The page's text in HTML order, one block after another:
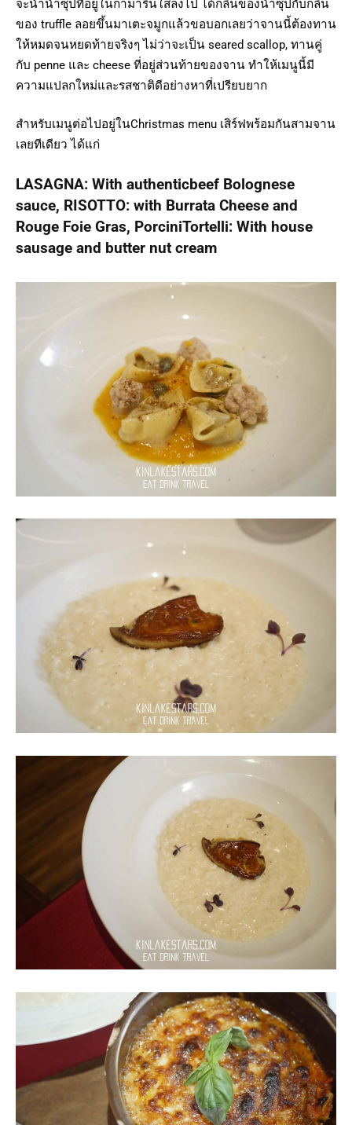
จะนำน้ำซุปที่อยู่ในกามารินใส่ลงไป ได้กลิ่นของน้ำซุปกับกลิ่น
ของ truffle ลอยขึ้นมาเตะจมูกแล้วขอบอกเลยว่าจานนี้ต้องทาน
ให้หมดจนหยดท้ายจริงๆ ไม่ว่าจะเป็น seared scallop, ทานคู่
กับ penne และ cheese ที่อยู่ส่วนท้ายของจาน ทำให้เมนูนี้มี
ความแปลกใหม่และรสชาติดีอย่างหาที่เปรียบยาก
สำหรับเมนูต่อไปอยู่ในChristmas menu เสิร์ฟพร้อมกันสามจาน
เลยทีเดียว ได้แก่
LASAGNA: With authenticbeef Bolognese
sauce, RISOTTO: with Burrata Cheese and
Rouge Foie Gras, PorciniTortelli: With house
sausage and butter nut cream